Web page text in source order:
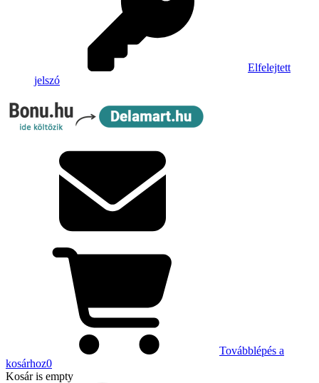
Elfelejtett
jelszó
Továbblépés a
kosárhoz0
Kosáris empty